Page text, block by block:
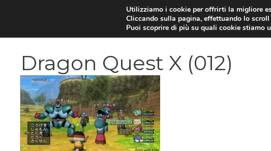
Dragon Quest X (012)
Utilizziamo i cookie per offrirti la migliore
Cliccando sulla pagina, effettuando lo
Puoi scoprire di più su quali cookie